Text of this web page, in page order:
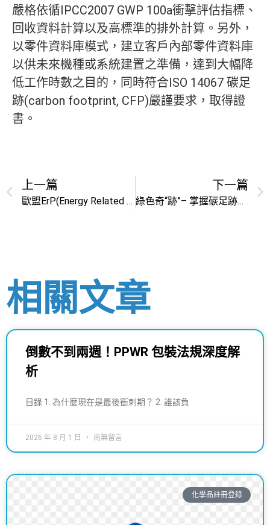
嚴格依循IPCC2007 GWP 100a衝擊評估指標、
回收資料計算以及高標準的排外計算。另外，
以零件資料庫模式，建立客戶內部零件資料庫
以供未來機種或系統建置之準備，達到大幅降
低工作時數之目的，同時符合ISO 14067 碳足
跡(carbon footprint, CFP)嚴謹要求，取得證
書。
上一篇
歐盟ErP(Energy Related Product)指令正式公告家用洗衣機及洗碗機之實施措施
下一篇
綠色奇“跡”– 掌握碳足跡，掌握企業“綠金”競爭力
相關文章
倒數不到兩週！PPWR 包裝法規深度解
析
目錄 1. 為什麼現在是最後衝刺期？ 2. 誰該負
2026 年 8 月 1 日 尚無留言
化學品註冊登錄